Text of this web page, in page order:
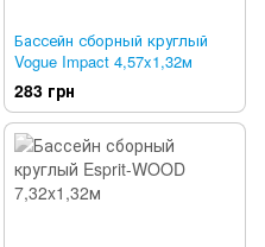
Бассейн сборный круглый
Vogue Impact 4,57x1,32м
283 грн